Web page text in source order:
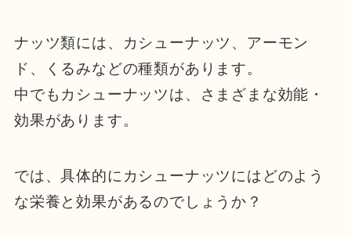
ナッツ類には、カシューナッツ、アーモン
ド、くるみなどの種類があります。
中でもカシューナッツは、さまざまな効能・
効果があります。
では、具体的にカシューナッツにはどのよう
な栄養と効果があるのでしょうか？